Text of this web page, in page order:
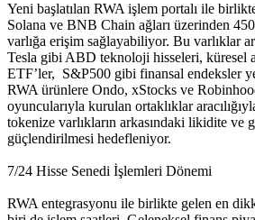
Yeni başlatılan RWA işlem portalı ile
Solana ve BNB Chain ağları üzerinden
varlığa erişim sağlayabiliyor. Bu varlıklar
Tesla gibi ABD teknoloji hisseleri, küresel
ETF’ler, S&P500 gibi finansal endeksler
RWA ürünlere Ondo, xStocks ve
oyuncularıyla kurulan ortaklıklar
tokenize varlıkların arkasındaki likidite ve
güçlendirilmesi hedefleniyor.
7/24 Hisse Senedi İşlemleri Dönemi
RWA entegrasyonu ile birlikte gelen en